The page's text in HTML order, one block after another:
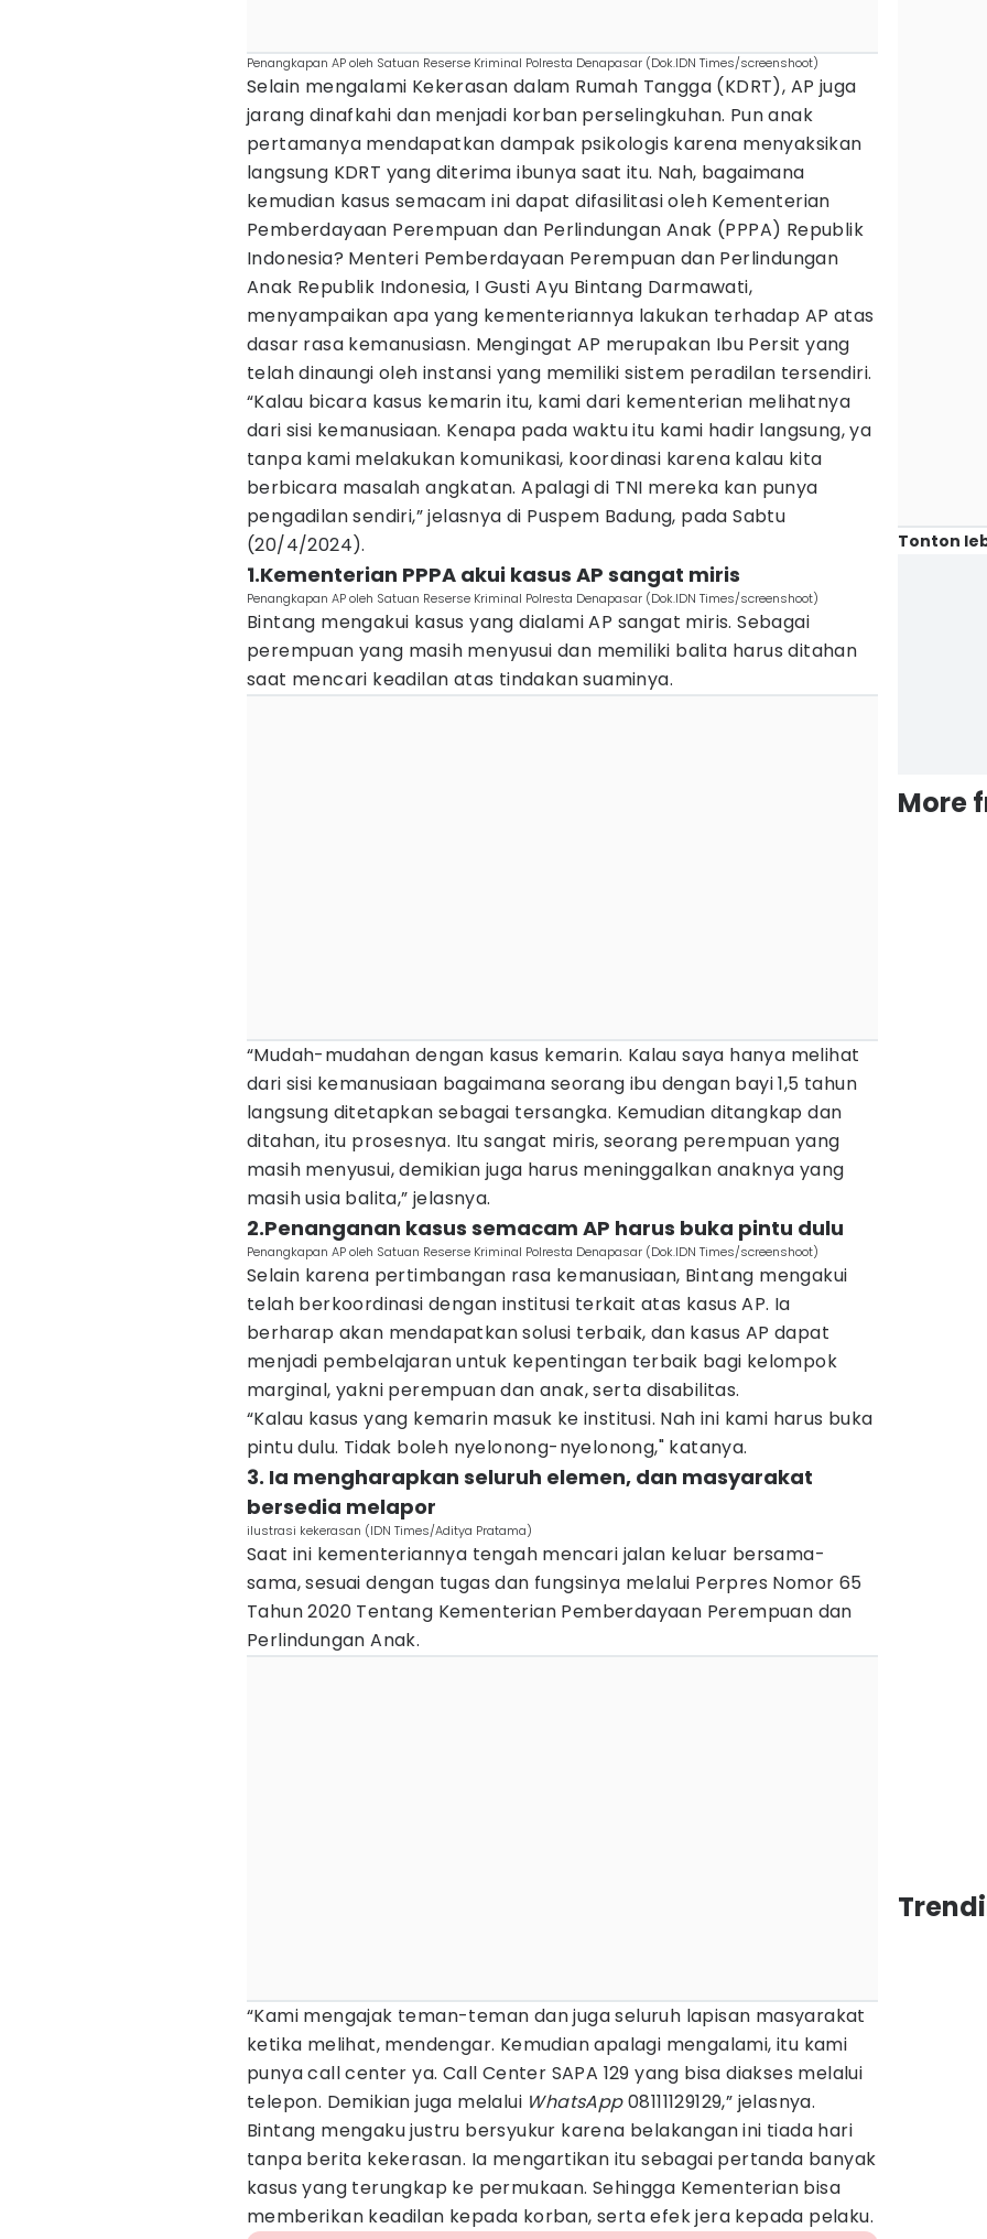
Penangkapan AP oleh Satuan Reserse Kriminal Polresta Denapasar (Dok.IDN Times/screenshoot)
Selain mengalami Kekerasan dalam Rumah Tangga (KDRT), AP juga
jarang dinafkahi dan menjadi korban perselingkuhan. Pun anak
pertamanya mendapatkan dampak psikologis karena menyaksikan
langsung KDRT yang diterima ibunya saat itu. Nah, bagaimana
kemudian kasus semacam ini dapat difasilitasi oleh Kementerian
Pemberdayaan Perempuan dan Perlindungan Anak (PPPA) Republik
Indonesia? Menteri Pemberdayaan Perempuan dan Perlindungan
Anak Republik Indonesia, I Gusti Ayu Bintang Darmawati,
menyampaikan apa yang kementeriannya lakukan terhadap AP atas
dasar rasa kemanusiasn. Mengingat AP merupakan Ibu Persit yang
telah dinaungi oleh instansi yang memiliki sistem peradilan tersendiri.
“Kalau bicara kasus kemarin itu, kami dari kementerian melihatnya
dari sisi kemanusiaan. Kenapa pada waktu itu kami hadir langsung, ya
tanpa kami melakukan komunikasi, koordinasi karena kalau kita
berbicara masalah angkatan. Apalagi di TNI mereka kan punya
pengadilan sendiri,” jelasnya di Puspem Badung, pada Sabtu
(20/4/2024).
1.Kementerian PPPA akui kasus AP sangat miris
Penangkapan AP oleh Satuan Reserse Kriminal Polresta Denapasar (Dok.IDN Times/screenshoot)
Bintang mengakui kasus yang dialami AP sangat miris. Sebagai
perempuan yang masih menyusui dan memiliki balita harus ditahan
saat mencari keadilan atas tindakan suaminya.
“Mudah-mudahan dengan kasus kemarin. Kalau saya hanya melihat
dari sisi kemanusiaan bagaimana seorang ibu dengan bayi 1,5 tahun
langsung ditetapkan sebagai tersangka. Kemudian ditangkap dan
ditahan, itu prosesnya. Itu sangat miris, seorang perempuan yang
masih menyusui, demikian juga harus meninggalkan anaknya yang
masih usia balita,” jelasnya.
2.Penanganan kasus semacam AP harus buka pintu dulu
Penangkapan AP oleh Satuan Reserse Kriminal Polresta Denapasar (Dok.IDN Times/screenshoot)
Selain karena pertimbangan rasa kemanusiaan, Bintang mengakui
telah berkoordinasi dengan institusi terkait atas kasus AP. Ia
berharap akan mendapatkan solusi terbaik, dan kasus AP dapat
menjadi pembelajaran untuk kepentingan terbaik bagi kelompok
marginal, yakni perempuan dan anak, serta disabilitas.
“Kalau kasus yang kemarin masuk ke institusi. Nah ini kami harus buka
pintu dulu. Tidak boleh nyelonong-nyelonong," katanya.
3. Ia mengharapkan seluruh elemen, dan masyarakat
bersedia melapor
ilustrasi kekerasan (IDN Times/Aditya Pratama)
Saat ini kementeriannya tengah mencari jalan keluar bersama-
sama, sesuai dengan tugas dan fungsinya melalui Perpres Nomor 65
Tahun 2020 Tentang Kementerian Pemberdayaan Perempuan dan
Perlindungan Anak.
“Kami mengajak teman-teman dan juga seluruh lapisan masyarakat
ketika melihat, mendengar. Kemudian apalagi mengalami, itu kami
punya call center ya. Call Center SAPA 129 yang bisa diakses melalui
telepon. Demikian juga melalui WhatsApp08111129129,” jelasnya.
Bintang mengaku justru bersyukur karena belakangan ini tiada hari
tanpa berita kekerasan. Ia mengartikan itu sebagai pertanda banyak
kasus yang terungkap ke permukaan. Sehingga Kementerian bisa
memberikan keadilan kepada korban, serta efek jera kepada pelaku.
Tonton
More